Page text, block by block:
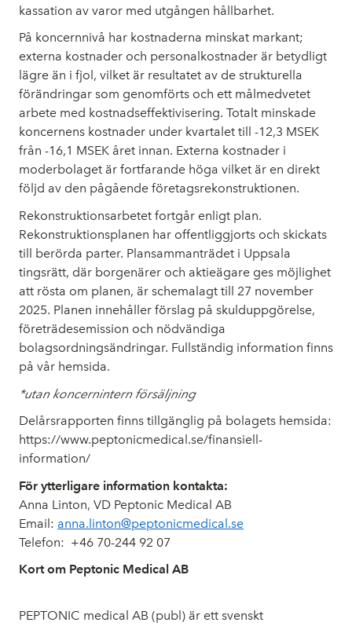
kassation av varor med utgången hållbarhet.
På koncernnivå har kostnaderna minskat markant;
externa kostnader och personalkostnader är betydligt
lägre än i fjol, vilket är resultatet av de strukturella
förändringar som genomförts och ett målmedvetet
arbete med kostnadseffektivisering. Totalt minskade
koncernens kostnader under kvartalet till -12,3 MSEK
från -16,1 MSEK året innan. Externa kostnader i
moderbolaget är fortfarande höga vilket är en direkt
följd av den pågående företagsrekonstruktionen.
Rekonstruktionsarbetet fortgår enligt plan.
Rekonstruktionsplanen har offentliggjorts och skickats
till berörda parter. Plansammanträdet i Uppsala
tingsrätt, där borgenärer och aktieägare ges möjlighet
att rösta om planen, är schemalagt till 27 november
2025. Planen innehåller förslag på skulduppgörelse,
företrädesemission och nödvändiga
bolagsordningsändringar. Fullständig information finns
på vår hemsida.
*utan koncernintern försäljning
Delårsrapporten finns tillgänglig på bolagets hemsida:
https://www.peptonicmedical.se/finansiell-
information/
För ytterligare information kontakta:
Anna Linton, VD Peptonic Medical AB
Email: anna.linton@peptonicmedical.se
Telefon: +46 70-244 92 07
Kort om Peptonic Medical AB
PEPTONIC medical AB (publ) är ett svenskt